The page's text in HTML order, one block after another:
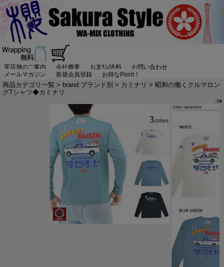
実店舗のご案内 会社概要 お支払/送料
お問い合わせ
メールマガジン
新規会員登録 お得なPoint！
商品カテゴリ一覧 > brand:ブランド別 > カミナリ > 昭和の働くクルマロン
グTシャツ◆カミナリ